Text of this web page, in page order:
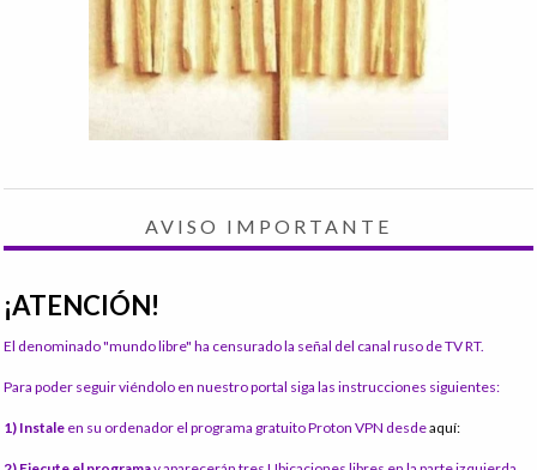
AVISO IMPORTANTE
¡ATENCIÓN!
El denominado "mundo libre" ha censurado la señal del canal ruso de TV RT.
Para poder seguir viéndolo en nuestro portal siga las instrucciones siguientes:
1) Instale en su ordenador el programa gratuito Proton VPN desdeaquí: